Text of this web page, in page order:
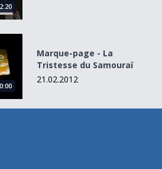
du Samouraï
Marque-page - La
Tristesse du Samouraï
21.02.2012